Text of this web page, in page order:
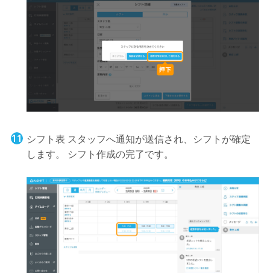
シフト表 スタッフへ通知が送信され、シフトが確定
します。 シフト作成の完了です。